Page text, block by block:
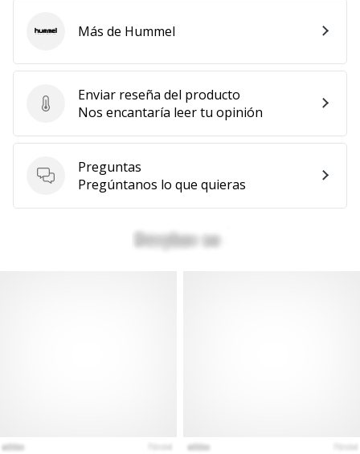
Enviar reseña del producto
Enviar reseña del producto
Nos encantaría leer tu opinión
Preguntas
Preguntas
Pregúntanos lo que quieras
HummelMás de Hummel